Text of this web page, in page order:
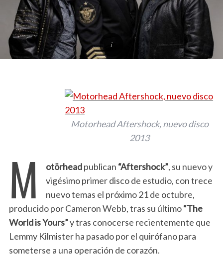
Motorhead Aftershock, nuevo disco
2013
M otörheadpublican “Aftershock”, su nuevo y
vigésimo primer disco de estudio, con trece
nuevo temas el próximo 21 de octubre,
producido por Cameron Webb, tras su último“The
World is Yours”y tras conocerse recientemente que
Lemmy Kilmister ha pasado por el quirófano para
someterse a una operación de corazón.